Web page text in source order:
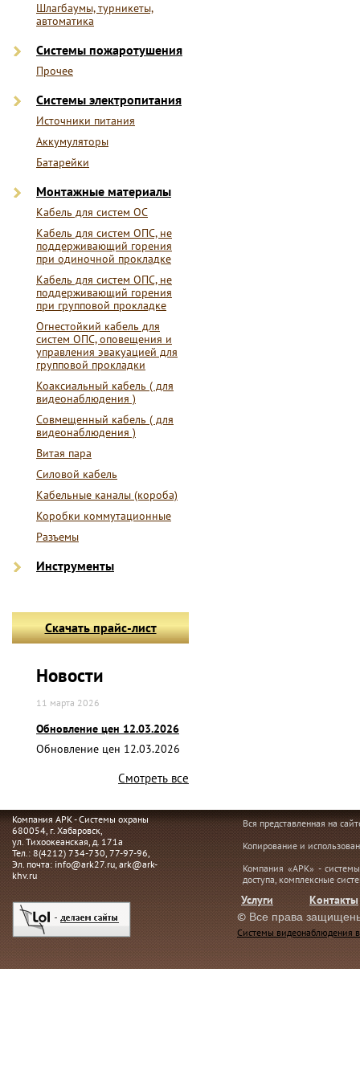
Шлагбаумы, турникеты,
автоматика
Системы пожаротушения
Прочее
Системы электропитания
Источники питания
Аккумуляторы
Батарейки
Монтажные материалы
Кабель для систем ОС
Кабель для систем ОПС, не
поддерживающий горения
при одиночной прокладке
Кабель для систем ОПС, не
поддерживающий горения
при групповой прокладке
Огнестойкий кабель для
систем ОПС, оповещения и
управления эвакуацией для
групповой прокладки
Коаксиальный кабель ( для
видеонаблюдения )
Совмещенный кабель ( для
видеонаблюдения )
Витая пара
Силовой кабель
Кабельные каналы (короба)
Коробки коммутационные
Разъемы
Инструменты
Скачать прайс-лист
Новости
11 марта 2026
Обновление цен 12.03.2026
Обновление цен 12.03.2026
Смотреть все
Компания АРК - Системы охраны
680054, г. Хабаровск,
ул. Тихоокеанская, д. 171а
Тел.: 8(4212) 734-730, 77-97-96,
Эл. почта: info@ark27.ru, ark@ark-
khv.ru
Вся представленная на
Копирование и
Компания «АРК» -
доступа, комплексные
Услуги
Контакты
© Все права
Системы видеонаблюдения